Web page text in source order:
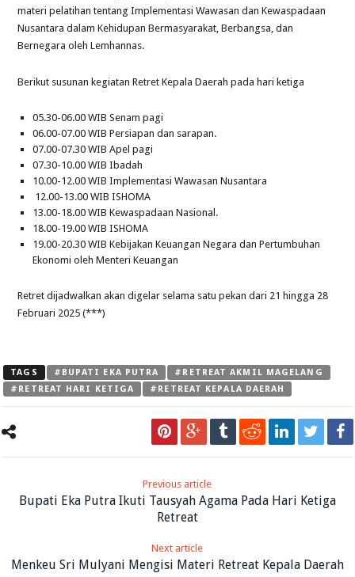
materi pelatihan tentang Implementasi Wawasan dan Kewaspadaan
Nusantara dalam Kehidupan Bermasyarakat, Berbangsa, dan
Bernegara oleh Lemhannas.
Berikut susunan kegiatan Retret Kepala Daerah pada hari ketiga
05.30-06.00 WIB Senam pagi
06.00-07.00 WIB Persiapan dan sarapan.
07.00-07.30 WIB Apel pagi
07.30-10.00 WIB Ibadah
10.00-12.00 WIB Implementasi Wawasan Nusantara
12.00-13.00 WIB ISHOMA
13.00-18.00 WIB Kewaspadaan Nasional.
18.00-19.00 WIB ISHOMA
19.00-20.30 WIB Kebijakan Keuangan Negara dan Pertumbuhan
Ekonomi oleh Menteri Keuangan
Retret dijadwalkan akan digelar selama satu pekan dari 21 hingga 28
Februari 2025 (***)
TAGS #BUPATI EKA PUTRA
#RETREAT AKMIL MAGELANG
#RETREAT HARI KETIGA
#RETREAT KEPALA DAERAH
Previous article
Bupati Eka Putra Ikuti Tausyah Agama Pada Hari Ketiga
Retreat
Next article
Menkeu Sri Mulyani Mengisi Materi Retreat Kepala Daerah